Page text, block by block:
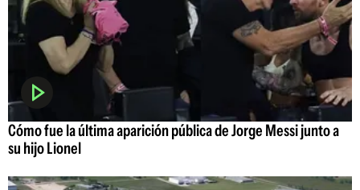
Cómo fue la última aparición pública de Jorge Messi junto a
su hijo Lionel